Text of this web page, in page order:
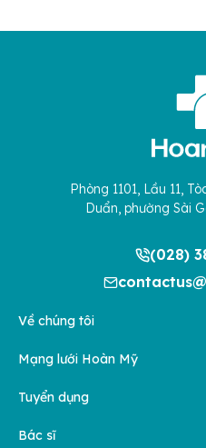
Phòng 1101, Lầu 11,
Duẩn, phường Sài
(028)
Về chúng tôi
Mạng lưới Hoàn Mỹ
Tuyển dụng
Bác sĩ